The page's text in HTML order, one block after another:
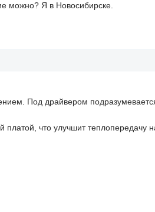
можно? Я в Новосибирске.
Под драйвером
что улучшит теплопередачу